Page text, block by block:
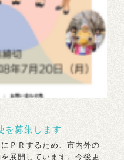
を募集します
ＰＲするため、市内外の
展開しています。今後更